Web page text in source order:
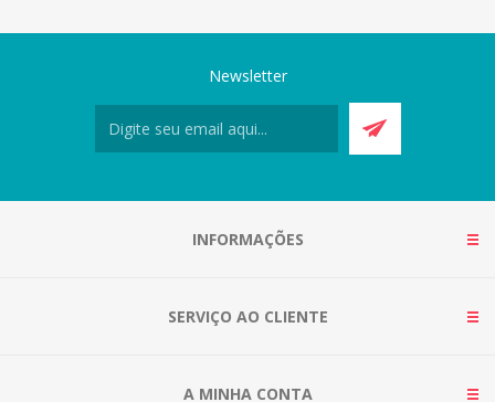
Newsletter
INFORMAÇÕES
SERVIÇO AO CLIENTE
A MINHA CONTA